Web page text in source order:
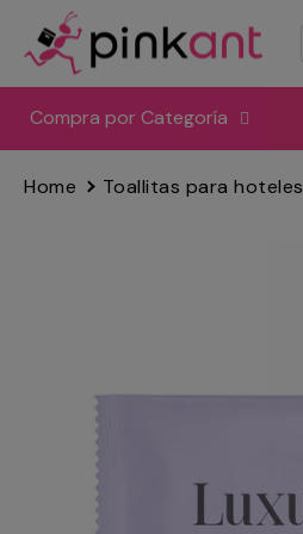
directamente
al
contenido
Compra por Categoría
Home Toallitas para hoteles